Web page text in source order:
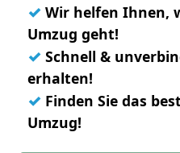
✓ Wir helfen Ihnen,
Umzug geht!
✓ Schnell &
erhalten!
✓ Finden Sie das
Umzug!